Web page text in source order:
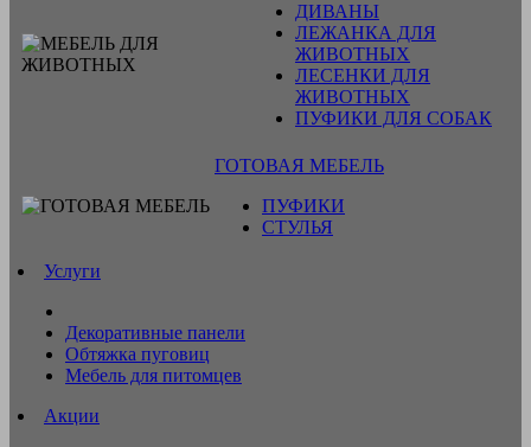
ДИВАНЫ
ЛЕЖАНКА ДЛЯ
ЖИВОТНЫХ
ЛЕСЕНКИ ДЛЯ
ЖИВОТНЫХ
ПУФИКИ ДЛЯ СОБАК
ГОТОВАЯ МЕБЕЛЬ
ПУФИКИ
СТУЛЬЯ
Услуги
Декоративные панели
Обтяжка пуговиц
Мебель для питомцев
Акции